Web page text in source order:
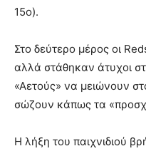
15ο).
Στο δεύτερο μέρος οι
αλλά στάθηκαν άτυχοι
«Αετούς» να μειώνουν
σώζουν κάπως τα
Η λήξη του παιχνιδιού